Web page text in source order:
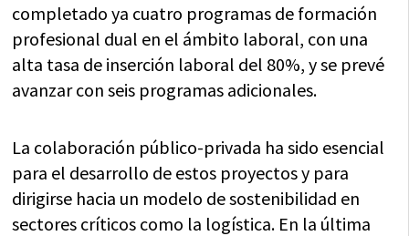
completado ya cuatro programas de formación
profesional dual en el ámbito laboral, con una
alta tasa de inserción laboral del 80%, y se prevé
avanzar con seis programas adicionales.
La colaboración público-privada ha sido esencial
para el desarrollo de estos proyectos y para
dirigirse hacia un modelo de sostenibilidad en
sectores críticos como la logística. En la última